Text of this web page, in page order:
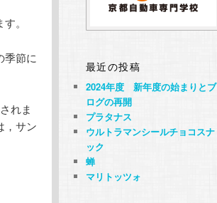
。
季節に
れま
，サン
最近の投稿
2024年度 新年度の始まりとブ
ログの再開
プラタナス
ウルトラマンシールチョコスナ
ック
蝉
マリトッツォ